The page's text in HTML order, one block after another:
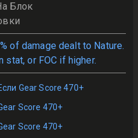
Блок
of damage dealt to Nature.
or FOC if higher.
Gear Score 470+
Score 470+
Score 470+